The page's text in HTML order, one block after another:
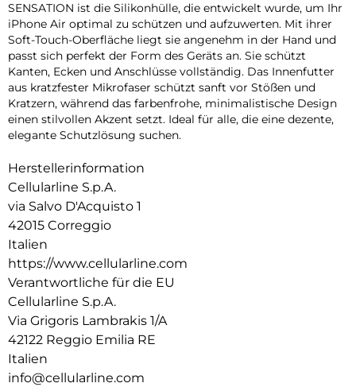
SENSATION ist die Silikonhülle, die entwickelt wurde, um Ihr
iPhone Air optimal zu schützen und aufzuwerten. Mit ihrer
Soft-Touch-Oberfläche liegt sie angenehm in der Hand und
passt sich perfekt der Form des Geräts an. Sie schützt
Kanten, Ecken und Anschlüsse vollständig. Das Innenfutter
aus kratzfester Mikrofaser schützt sanft vor Stößen und
Kratzern, während das farbenfrohe, minimalistische Design
einen stilvollen Akzent setzt. Ideal für alle, die eine dezente,
elegante Schutzlösung suchen.
Herstellerinformation
Cellularline S.p.A.
via Salvo D'Acquisto 1
42015 Correggio
Italien
https://www.cellularline.com
Verantwortliche für die EU
Cellularline S.p.A.
Via Grigoris Lambrakis 1/A
42122 Reggio Emilia RE
Italien
info@cellularline.com